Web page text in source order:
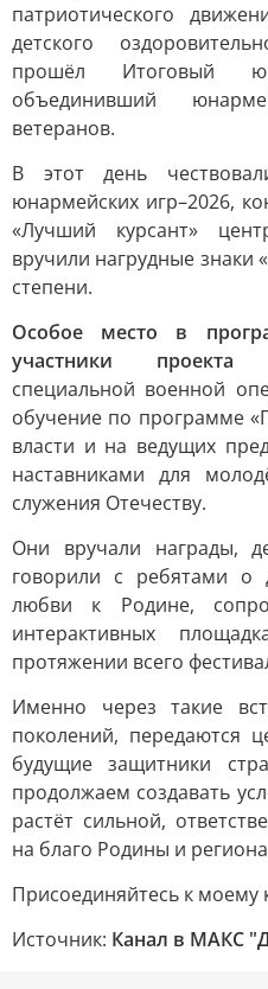
патриотического
детского
прошёл Итоговый
объединивший
ветеранов.
В этот день
юнармейских игр–2026,
«Лучший курсант»
вручили нагрудные знаки
степени.
Особое место в
участники
специальной военной
обучение по программе
власти и на ведущих
наставниками для
служения Отечеству.
Они вручали награды,
говорили с ребятами о
любви к Родине,
интерактивных
протяжении всего
Именно через такие
поколений, передаются
будущие защитники
продолжаем создавать
растёт сильной,
на благо Родины и
Присоединяйтесь к моему
Источник: Канал в МАКС